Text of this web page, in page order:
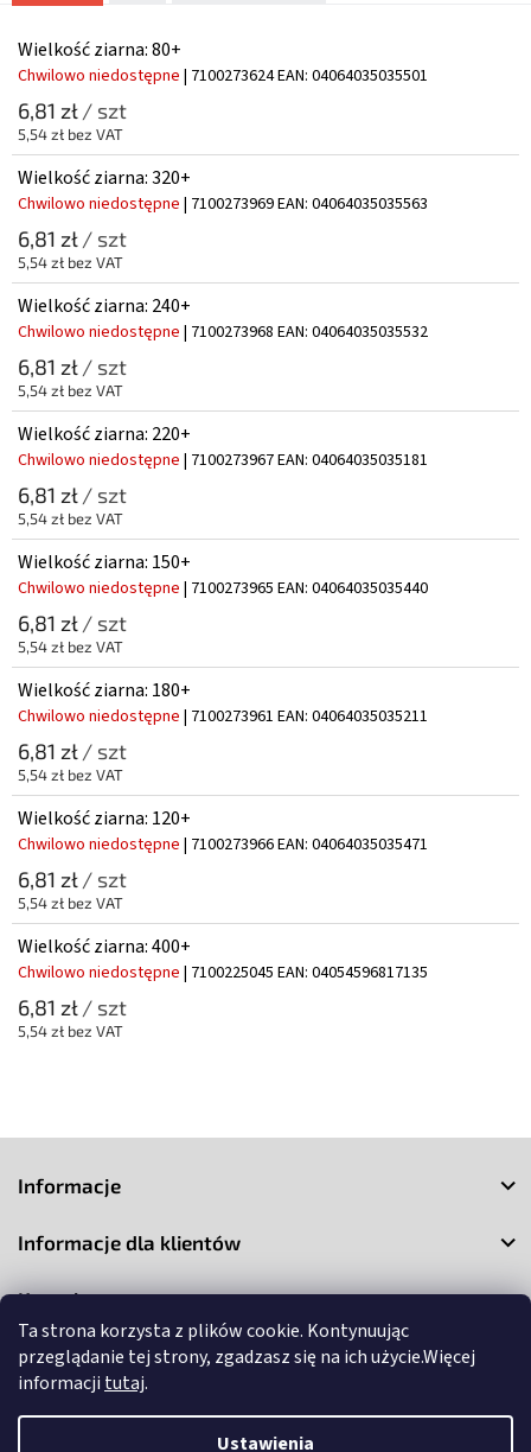
Ta strona korzysta z plików cookie. Kontynuując
przeglądanie tej strony, zgadzasz się na ich użycie.Więcej
informacji tutaj.
Ustawienia
Wielkość ziarna: 80+
Chwilowo niedostępne | 7100273624EAN: 04064035035501
6,81 zł/ szt
5,54 zł bez VAT
Wielkość ziarna: 320+
Chwilowo niedostępne | 7100273969EAN: 04064035035563
6,81 zł/ szt
5,54 zł bez VAT
Wielkość ziarna: 240+
Chwilowo niedostępne | 7100273968 EAN: 04064035035532
6,81 zł/ szt
5,54 zł bez VAT
Wielkość ziarna: 220+
Chwilowo niedostępne | 7100273967EAN: 04064035035181
6,81 zł/ szt
5,54 zł bez VAT
Wielkość ziarna: 150+
Chwilowo niedostępne | 7100273965 EAN: 04064035035440
6,81 zł/ szt
5,54 zł bez VAT
Wielkość ziarna: 180+
Chwilowo niedostępne | 7100273961 EAN: 04064035035211
6,81 zł/ szt
5,54 zł bez VAT
Wielkość ziarna: 120+
Chwilowo niedostępne | 7100273966EAN: 04064035035471
6,81 zł/ szt
5,54 zł bez VAT
Wielkość ziarna: 400+
Chwilowo niedostępne | 7100225045 EAN: 04054596817135
6,81 zł/ szt
5,54 zł bez VAT
Informacje
Informacje dla klientów
Kontakt